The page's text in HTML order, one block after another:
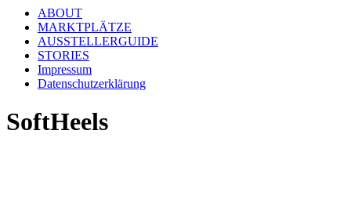
ABOUT
MARKTPLÄTZE
AUSSTELLERGUIDE
STORIES
Impressum
Datenschutzerklärung
SoftHeels